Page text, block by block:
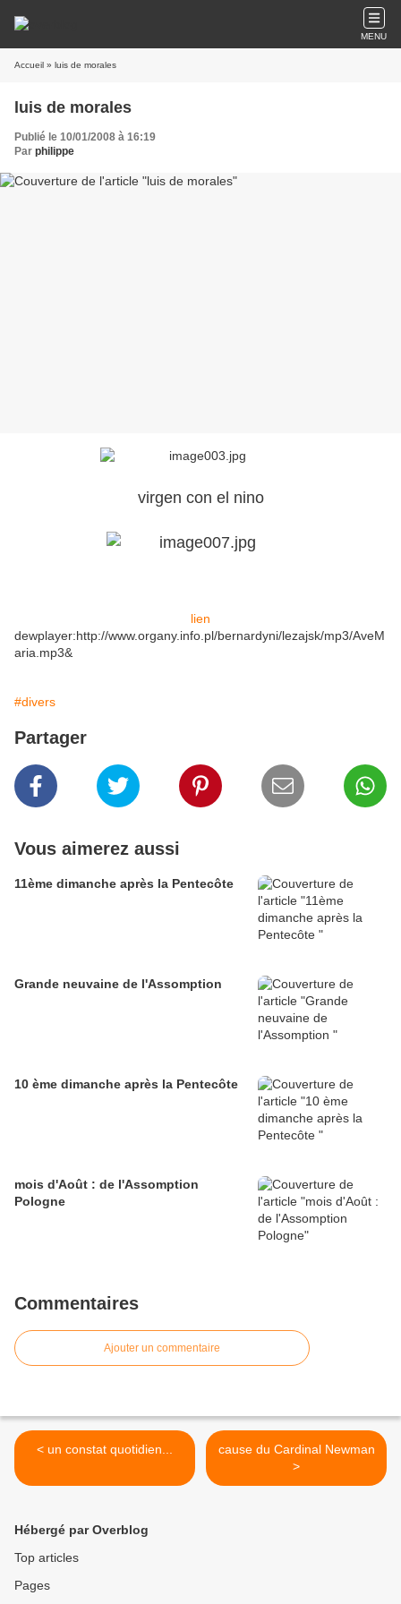
MENU
Accueil » luis de morales
luis de morales
Publié le 10/01/2008 à 16:19
Par philippe
virgen con el nino
lien
dewplayer:http://www.organy.info.pl/bernardyni/lezajsk/mp3/AveM
aria.mp3&
#divers
Partager
Vous aimerez aussi
11ème dimanche après la Pentecôte
Grande neuvaine de l'Assomption
10 ème dimanche après la Pentecôte
mois d'Août : de l'Assomption
Pologne
Commentaires
Ajouter un commentaire
< un constat quotidien...
cause du Cardinal Newman
>
Hébergé par Overblog
Top articles
Pages